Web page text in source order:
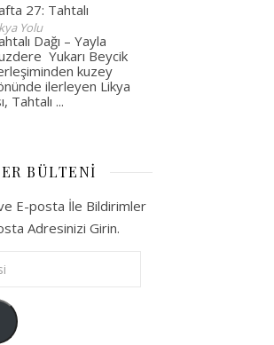
27: Tahtalı
Yolu
Dağı – Yayla
Yukarı Beycik
kuzey
ilerleyen Likya
Tahtalı ...
BÜLTENI
E-posta İle Bildirimler
Adresinizi Girin.